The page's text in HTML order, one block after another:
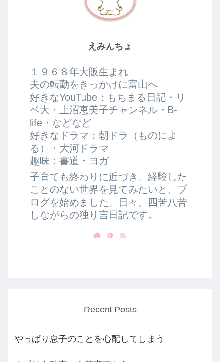
えみんちょ
１９６８年大阪生まれ
夫の転勤をきっかけに富山へ
好きなYouTube：もちまる日記・リ
ベ大・上沼恵美子チャンネル・B-
life・などなど
好きなドラマ：朝ドラ（ものによ
る）・大河ドラマ
趣味：書道・ヨガ
子育ても終わりに近づき、経験した
ことのない世界を見てみたいと、ブ
ログを始めました。日々、四苦八苦
しながらの独り言日記です。
Recent Posts
やっぱり息子のことを心配してしまう